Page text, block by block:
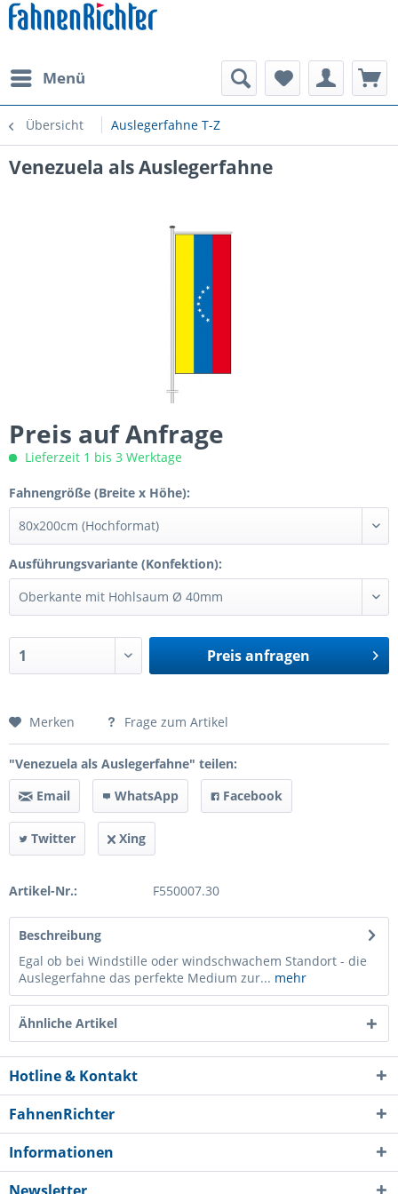
Menü
Übersicht Auslegerfahne T-Z
Venezuela als Auslegerfahne
Preis auf Anfrage
Lieferzeit 1 bis 3 Werktage
Fahnengröße (Breite x Höhe):
Ausführungsvariante (Konfektion):
Preis anfragen
Preis anfragen
Merken Frage zum Artikel
"Venezuela als Auslegerfahne" teilen:
Email
WhatsApp Facebook
Twitter Xing
Artikel-Nr.: F550007.30
Beschreibung
Egal ob bei Windstille oder windschwachem Standort - die
Auslegerfahne das perfekte Medium zur... mehr
Ähnliche Artikel
Hotline & Kontakt
FahnenRichter
Informationen